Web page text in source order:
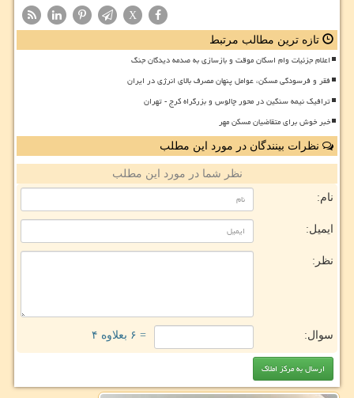
X
تازه ترین مطالب مرتبط
اعلام جزئیات وام اسکان موقت و بازسازی به صدمه دیدگان جنگ
فقر و فرسودگی مسکن، عوامل پنهان مصرف بالای انرژی در ایران
ترافیک نیمه سنگین در محور چالوس و بزرگراه کرج - تهران
خبر خوش برای متقاضیان مسکن مهر
نظرات بینندگان در مورد این مطلب
نظر شما در مورد این مطلب
نام:
ایمیل:
نظر:
سوال: = ۶ بعلاوه ۴